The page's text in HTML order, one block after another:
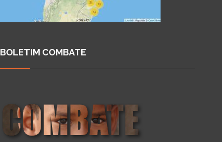
BOLETIM COMBATE